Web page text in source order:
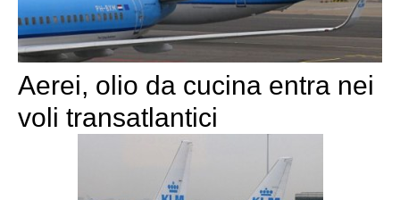
Aerei, olio da cucina entra nei
voli transatlantici